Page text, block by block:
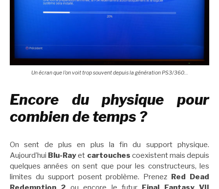
Un écran que l’on voit trop souvent depuis la génération PS3/360…
Encore du physique pour
combien de temps ?
On sent de plus en plus la fin du support physique.
Aujourd’hui Blu-Rayet cartouches coexistent mais depuis
quelques années on sent que pour les constructeurs, les
limites du support posent problème. Prenez Red Dead